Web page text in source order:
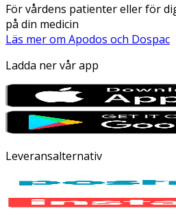
För vårdens patienter eller för
på din medicin
Läs mer om Apodos och Dospac
Ladda ner vår app
Leveransalternativ